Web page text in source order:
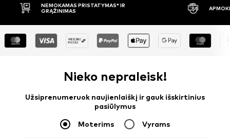
NEMOKAMAS PRISTATYMAS* IR
GRĄŽINIMAS
Nieko nepraleisk!
Užsiprenumeruok naujienlaiškį ir gauk išskirtinius
pasiūlymus
Moterims Vyrams